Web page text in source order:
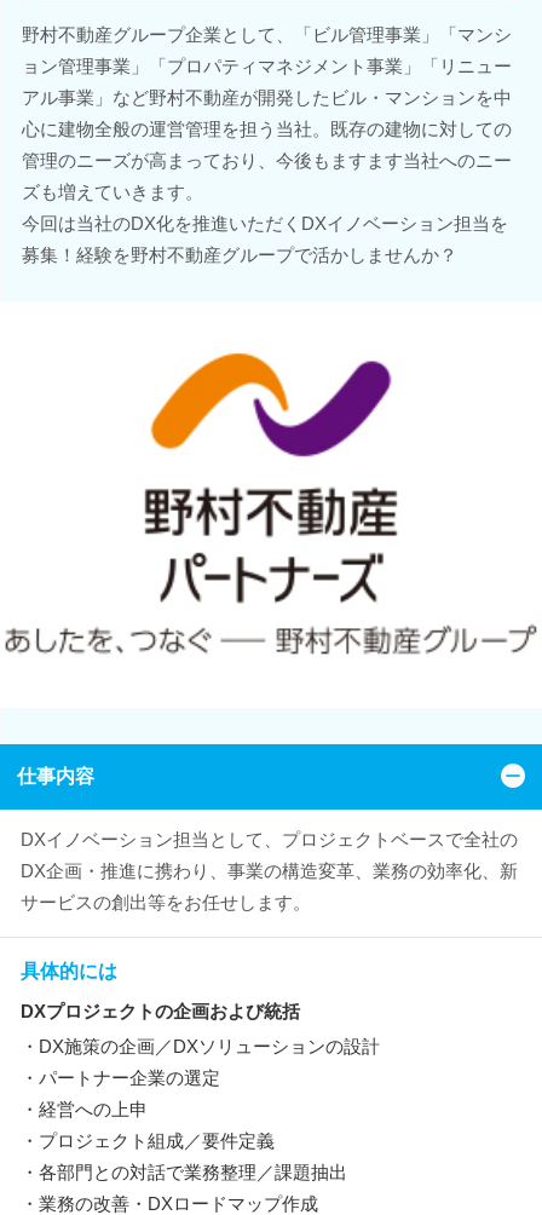
野村不動産グループ企業として、「ビル管理事業」「マンシ
ョン管理事業」「プロパティマネジメント事業」「リニュー
アル事業」など野村不動産が開発したビル・マンションを中
心に建物全般の運営管理を担う当社。既存の建物に対しての
管理のニーズが高まっており、今後もますます当社へのニー
ズも増えていきます。
今回は当社のDX化を推進いただくDXイノベーション担当を
募集！経験を野村不動産グループで活かしませんか？
仕事内容
DXイノベーション担当として、プロジェクトベースで全社の
DX企画・推進に携わり、事業の構造変革、業務の効率化、新
サービスの創出等をお任せします。
具体的には
DXプロジェクトの企画および統括
・DX施策の企画／DXソリューションの設計
・パートナー企業の選定
・経営への上申
・プロジェクト組成／要件定義
・各部門との対話で業務整理／課題抽出
・業務の改善・DXロードマップ作成